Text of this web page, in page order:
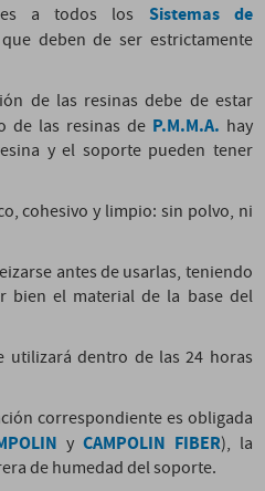
a todos los Sistemas de
que deben de ser estrictamente
de las resinas debe de estar
de las resinas de P.M.M.A. hay
y el soporte pueden tener
cohesivo y limpio: sin polvo, ni
antes de usarlas, teniendo
bien el material de la base del
utilizará dentro de las 24 horas
correspondiente es obligada
y CAMPOLIN FIBER), la
de humedad del soporte.